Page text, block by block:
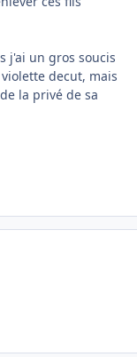
j'ai un gros soucis
decut, mais
la privé de sa